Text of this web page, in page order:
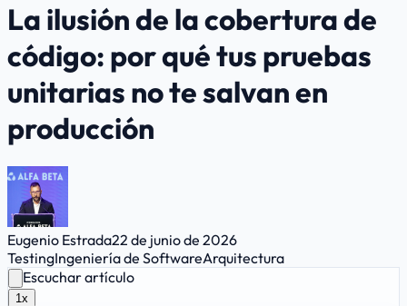
La ilusión de la cobertura de
código: por qué tus pruebas
unitarias no te salvan en
producción
Eugenio Estrada22 de junio de 2026
TestingIngeniería de SoftwareArquitectura
Escuchar artículo
1x